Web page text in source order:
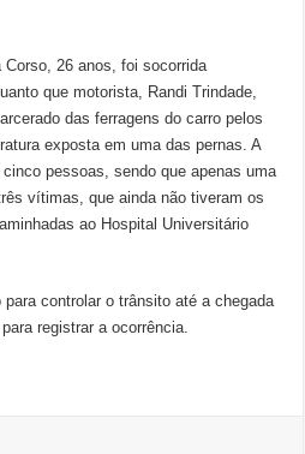
Corso, 26 anos, foi socorrida
que motorista, Randi Trindade,
das ferragens do carro pelos
exposta em uma das pernas. A
pessoas, sendo que apenas uma
vítimas, que ainda não tiveram os
ao Hospital Universitário
controlar o trânsito até a chegada
registrar a ocorrência.